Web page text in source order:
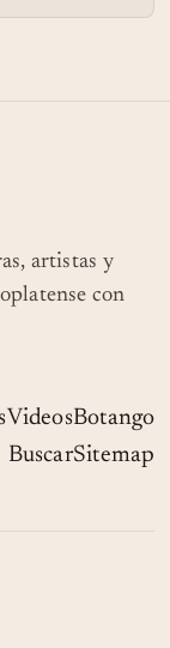
artistas y
con
VideosBotango
BuscarSitemap